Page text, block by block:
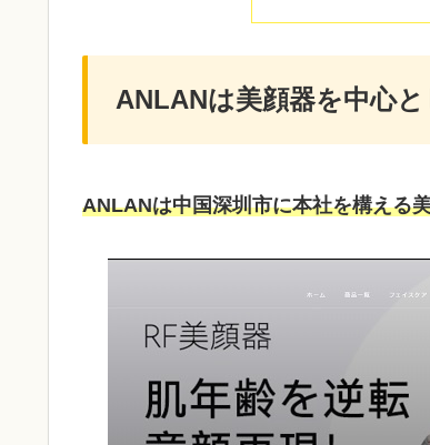
ANLANは美顔器を中心
ANLANは中国深圳市に本社を構える